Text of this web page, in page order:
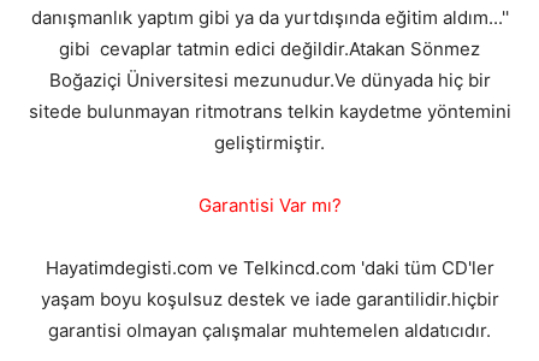
danışmanlık yaptım gibi ya da yurtdışında eğitim aldım...''
gibi cevaplar tatmin edici değildir.Atakan Sönmez
Boğaziçi Üniversitesi mezunudur.Ve dünyada hiç bir
sitede bulunmayan ritmotrans telkin kaydetme yöntemini
geliştirmiştir.
Garantisi Var mı?
Hayatimdegisti.com ve Telkincd.com 'daki tüm CD'ler
yaşam boyu koşulsuz destek ve iade garantilidir.hiçbir
garantisi olmayan çalışmalar muhtemelen aldatıcıdır.